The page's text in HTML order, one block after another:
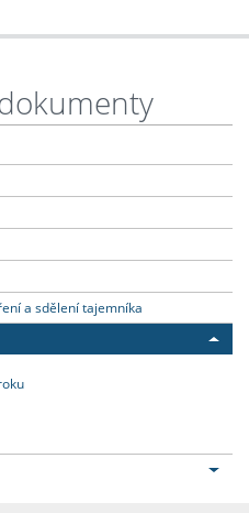
a sdělení tajemníka